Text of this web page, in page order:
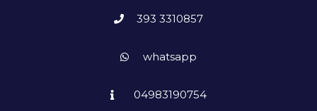
393 3310857
whatsapp
04983190754